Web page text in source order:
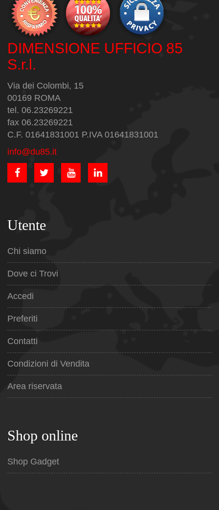
DIMENSIONE UFFICIO 85
S.r.l.
Via dei Colombi, 15
00169 ROMA
tel. 06.23269221
fax 06.23269221
C.F. 01641831001 P.IVA 01641831001
info@du85.it
Utente
Chi siamo
Dove ci Trovi
Accedi
Preferiti
Contatti
Condizioni di Vendita
Area riservata
Shop online
Shop Gadget